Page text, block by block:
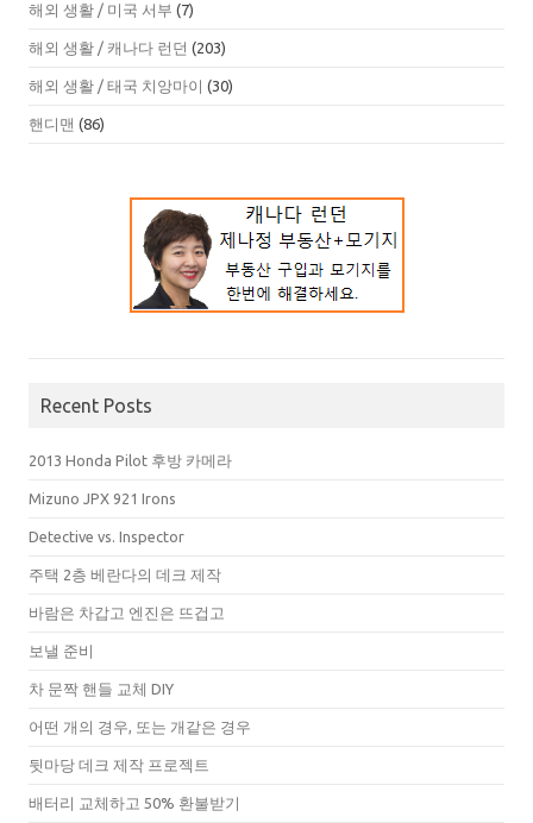
해외 생활 / 미국 서부 (7)
해외 생활 / 캐나다 런던 (203)
해외 생활 / 태국 치앙마이 (30)
핸디맨 (86)
Recent Posts
2013 Honda Pilot 후방 카메라
Mizuno JPX 921 Irons
Detective vs. Inspector
주택 2층 베란다의 데크 제작
바람은 차갑고 엔진은 뜨겁고
보낼 준비
차 문짝 핸들 교체 DIY
어떤 개의 경우, 또는 개같은 경우
뒷마당 데크 제작 프로젝트
배터리 교체하고 50% 환불받기